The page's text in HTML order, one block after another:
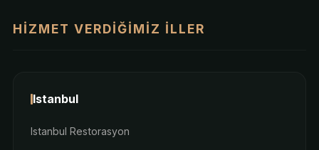
HIZMET VERDIĞIMIZ İLLER
Istanbul
Istanbul Restorasyon